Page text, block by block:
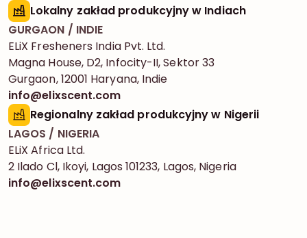
Lokalny zakład produkcyjny w Indiach
GURGAON / INDIE
ELiX Fresheners India Pvt. Ltd.
Magna House, D2, Infocity-II, Sektor 33
Gurgaon, 12001 Haryana, Indie
info@elixscent.com
Regionalny zakład produkcyjny w Nigerii
LAGOS / NIGERIA
ELiX Africa Ltd.
2 Ilado Cl, Ikoyi, Lagos 101233, Lagos, Nigeria
info@elixscent.com